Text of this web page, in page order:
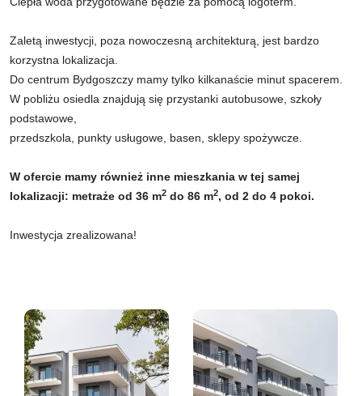
Zaletą inwestycji, poza nowoczesną architekturą, jest bardzo
korzystna lokalizacja.
Do centrum Bydgoszczy mamy tylko kilkanaście minut spacerem.
W pobliżu osiedla znajdują się przystanki autobusowe, szkoły
podstawowe,
przedszkola, punkty usługowe, basen, sklepy spożywcze.
W ofercie mamy również inne mieszkania w tej samej
lokalizacji: metraże od 36 m2 do 86 m2, od 2 do 4 pokoi.
Inwestycja zrealizowana!